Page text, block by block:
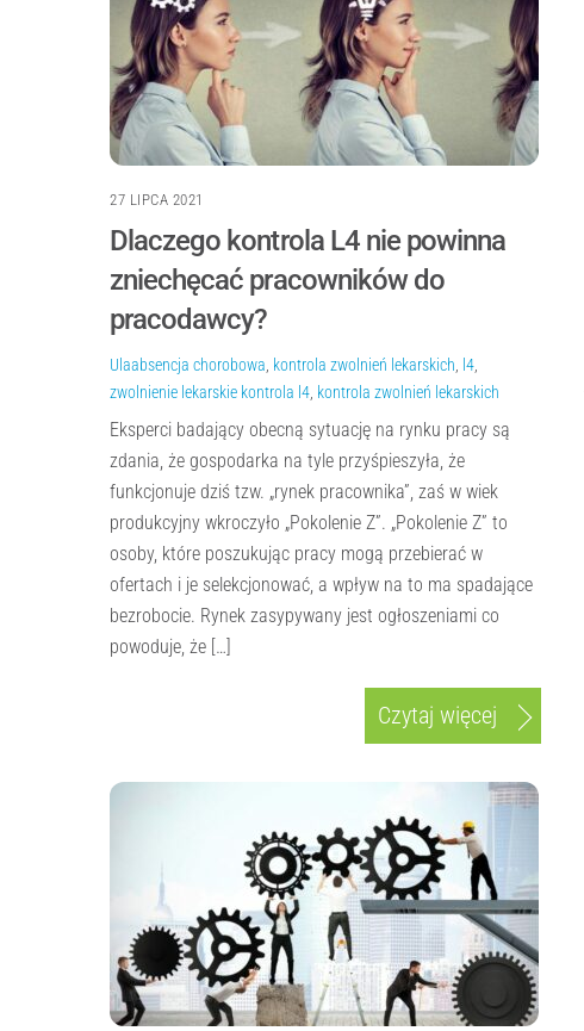
27 LIPCA 2021
Dlaczego kontrola L4 nie powinna
zniechęcać pracowników do
pracodawcy?
Ulaabsencja chorobowa, kontrola zwolnień lekarskich, l4,
zwolnienie lekarskie kontrola l4, kontrola zwolnień lekarskich
Eksperci badający obecną sytuację na rynku pracy są
zdania, że gospodarka na tyle przyśpieszyła, że
funkcjonuje dziś tzw. „rynek pracownika”, zaś w wiek
produkcyjny wkroczyło „Pokolenie Z”. „Pokolenie Z” to
osoby, które poszukując pracy mogą przebierać w
ofertach i je selekcjonować, a wpływ na to ma spadające
bezrobocie. Rynek zasypywany jest ogłoszeniami co
powoduje, że […]
Czytaj więcej